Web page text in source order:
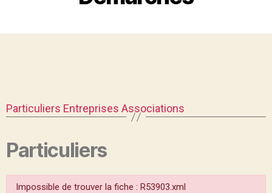
Particuliers Entreprises Associations
Particuliers
Impossible de trouver la fiche : R53903.xml